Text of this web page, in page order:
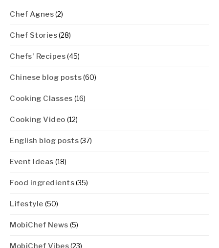
Chef Agnes(2)
Chef Stories(28)
Chefs' Recipes(45)
Chinese blog posts(60)
Cooking Classes (16)
Cooking Video (12)
English blog posts(37)
Event Ideas (18)
Food ingredients(35)
Lifestyle (50)
MobiChef News (5)
MobiChef Vibes(23)